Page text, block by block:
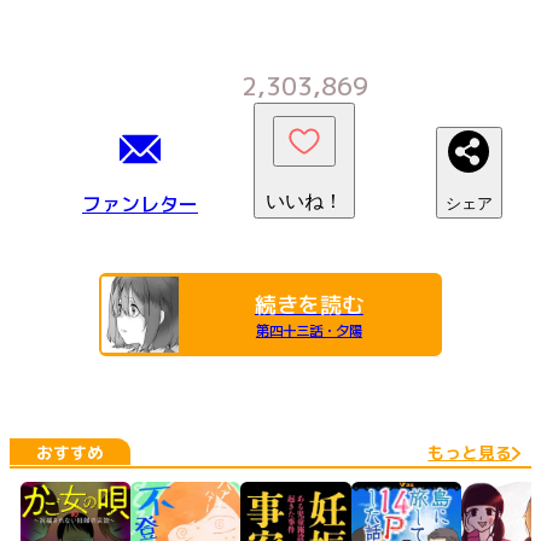
ファンレター
2,303,869
いいね！ シェア
続きを読む
第四十三話・夕陽
おすすめ もっと見る